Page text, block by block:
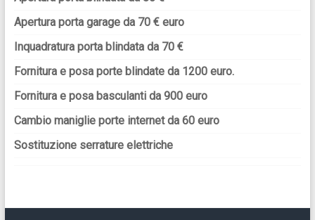
Apertura porta garage da 70 € euro
Inquadratura porta blindata da 70 €
Fornitura e posa porte blindate da 1200 euro.
Fornitura e posa basculanti da 900 euro
Cambio maniglie porte internet da 60 euro
Sostituzione serrature elettriche